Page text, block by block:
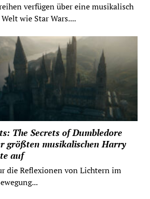
verfügen über eine musikalisch
wie Star Wars....
The Secrets of Dumbledore
größten musikalischen Harry
auf
die Reflexionen von Lichtern im